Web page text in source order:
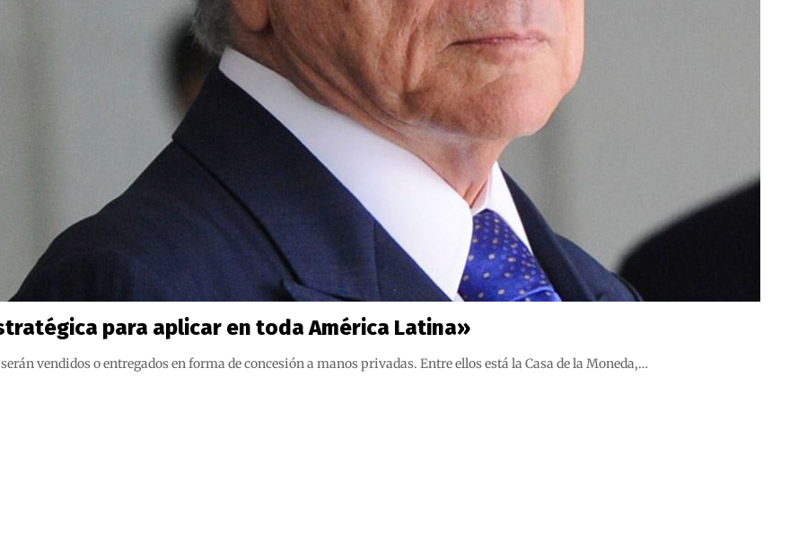
para aplicar en toda América Latina»
vendidos o entregados en forma de concesión a manos privadas. Entre ellos está la Casa de la Moneda,…